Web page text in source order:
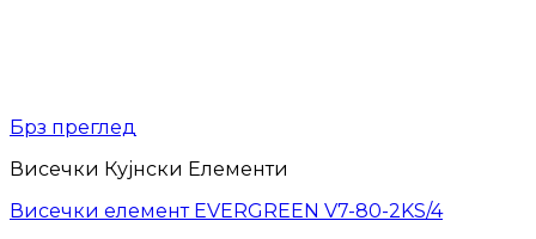
Брз преглед
Висечки Кујнски Елементи
Висечки елемент EVERGREEN V7-80-2KS/4